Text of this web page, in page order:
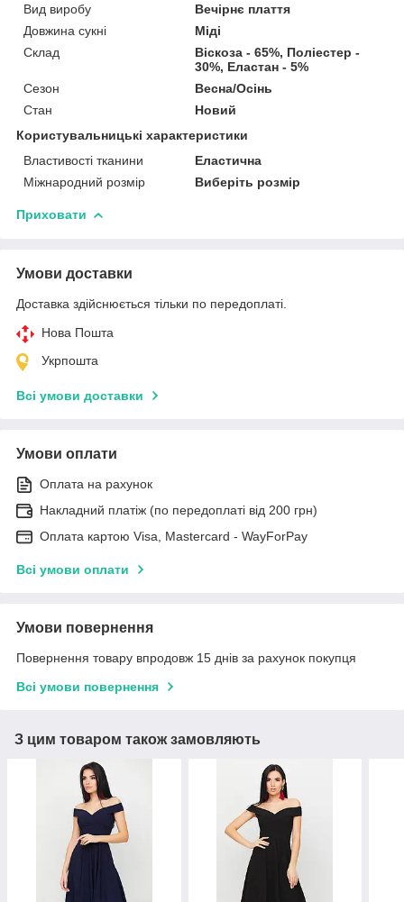
Вид виробу
Вечірнє плаття
Довжина сукні
Міді
Склад
Віскоза - 65%, Поліестер -
30%, Еластан - 5%
Сезон
Весна/Осінь
Стан
Новий
Користувальницькі характеристики
Властивості тканини
Еластична
Міжнародний розмір
Виберіть розмір
Приховати
Умови доставки
Доставка здійснюється тільки по передоплаті.
Нова Пошта
Укрпошта
Всі умови доставки
Умови оплати
Оплата на рахунок
Накладний платіж (по передоплаті від 200 грн)
Оплата картою Visa, Mastercard - WayForPay
Всі умови оплати
Умови повернення
Повернення товару впродовж 15 днів за рахунок покупця
Всі умови повернення
З цим товаром також замовляють